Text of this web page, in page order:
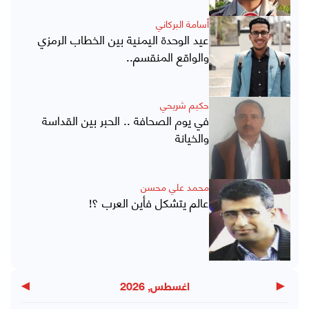
أسامة البركاني
عيد الوحدة اليمنية بين الخطاب الرمزي
والواقع المنقسم..
حكيم شريحي
في يوم الصحافة .. الحبر بين القداسة
والخيانة
محمد علي محسن
عالم يتشكل فأين العرب ؟!
◀ اغسطس, 2026 ▶